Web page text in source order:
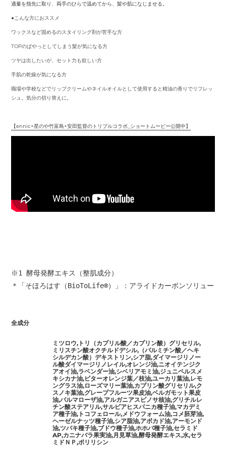
適量を指先に取り、両手のひらで温めてから、髪や肌になじませる。
●こんな方におススメ
ワックスなど固めるのスタイリング剤が苦手な方
TOPのぱやっとしてしまう髪が気になる方
ツヤは出したいが、セット力も欲しい方
手肌の乾燥が気になる方
職場や学校などでリップクリームやネイルオイルとして使用すると精油の香りでリフレッ
シュ。気分の切り替えに。
【ennic×星のや竹富島×安田監督のトリプルコラボ_ショートムービー公開中】
※1 酵母発酵エキス（整肌成分）
＊「そほろはす（BioToLife®）」：アライドカーボンソリューシ
全成分
ミツロウ,トリ（カプリル酸／カプリン酸）グリセリル,
ミリスチン酸オクチルドデシル,（パルミチン酸／ヘキ
シルデカン酸）デキストリン,シア脂,ダイマージリノー
ル酸ダイマージリノレイル,オレンジ油,ニオイテンジク
アオイ油,ラベンダー油,シベリアモミ油,ジュニペルスメ
キシカナ油,ビターオレンジ葉／枝油,ユーカリ葉油,レモ
ングラス油,ローズマリー葉油,カプリン酸グリセリル,ク
スノキ葉油,グレープフルーツ果皮油,ベルガモット果皮
油,パルマローザ油,アルガニアスピノサ核油,グリチルレ
チン酸ステアリル,サルビアヒスパニカ種子油,マカデミ
ア種子油,トコフェロール,メドウフォーム油,コメ胚芽油,
ヘーゼルナッツ種子油,シア脂油,アボカド油,アーモンド
油,ツバキ種子油,ブドウ種子油,ホホバ種子油,セラミド
AP,カニナバラ果実油,月見草油,酵母発酵エキス,水,セラ
ミドＮＰ,ポリリシン